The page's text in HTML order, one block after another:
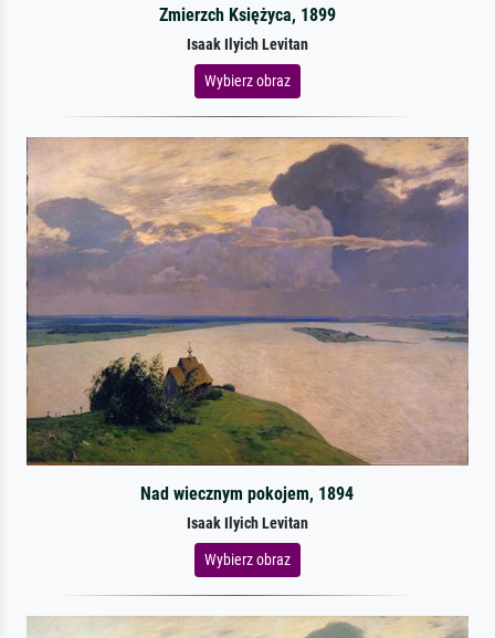
Zmierzch Księżyca, 1899
Isaak Ilyich Levitan
Wybierz obraz
Nad wiecznym pokojem, 1894
Isaak Ilyich Levitan
Wybierz obraz